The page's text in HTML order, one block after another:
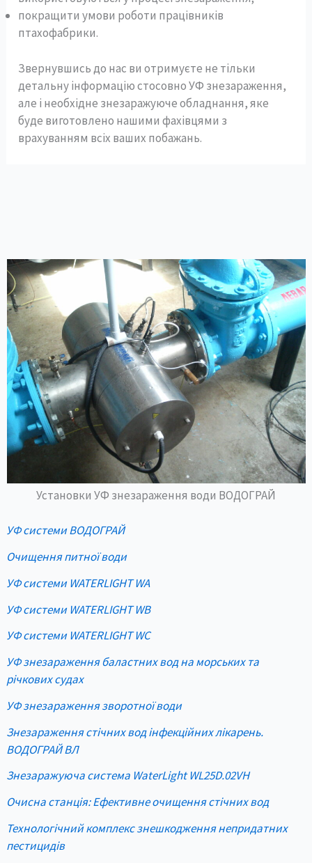
Установки УФ знезараження води ВОДОГРАЙ
УФ системи ВОДОГРАЙ
Очищення питної води
УФ системи WATERLIGHT WA
УФ системи WATERLIGHT WB
УФ системи WATERLIGHT WC
УФ знезараження баластних вод на морських та
річкових судах
УФ знезараження зворотної води
Знезараження стічних вод інфекційних лікарень.
ВОДОГРАЙ ВЛ
Знезаражуюча система WaterLight WL25D.02VH
Очисна станція: Ефективне очищення стічних вод
Технологічний комплекс знешкодження непридатних
пестицидів
покращити умови роботи працівників
птахофабрики.
Звернувшись до нас ви отримуєте не тільки
детальну інформацію стосовно УФ знезараження,
але і необхідне знезаражуюче обладнання, яке
буде виготовлено нашими фахівцями з
врахуванням всіх ваших побажань.